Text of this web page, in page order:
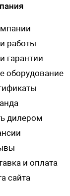
работы
гарантии
оборудование
дилером
и оплата
сайта